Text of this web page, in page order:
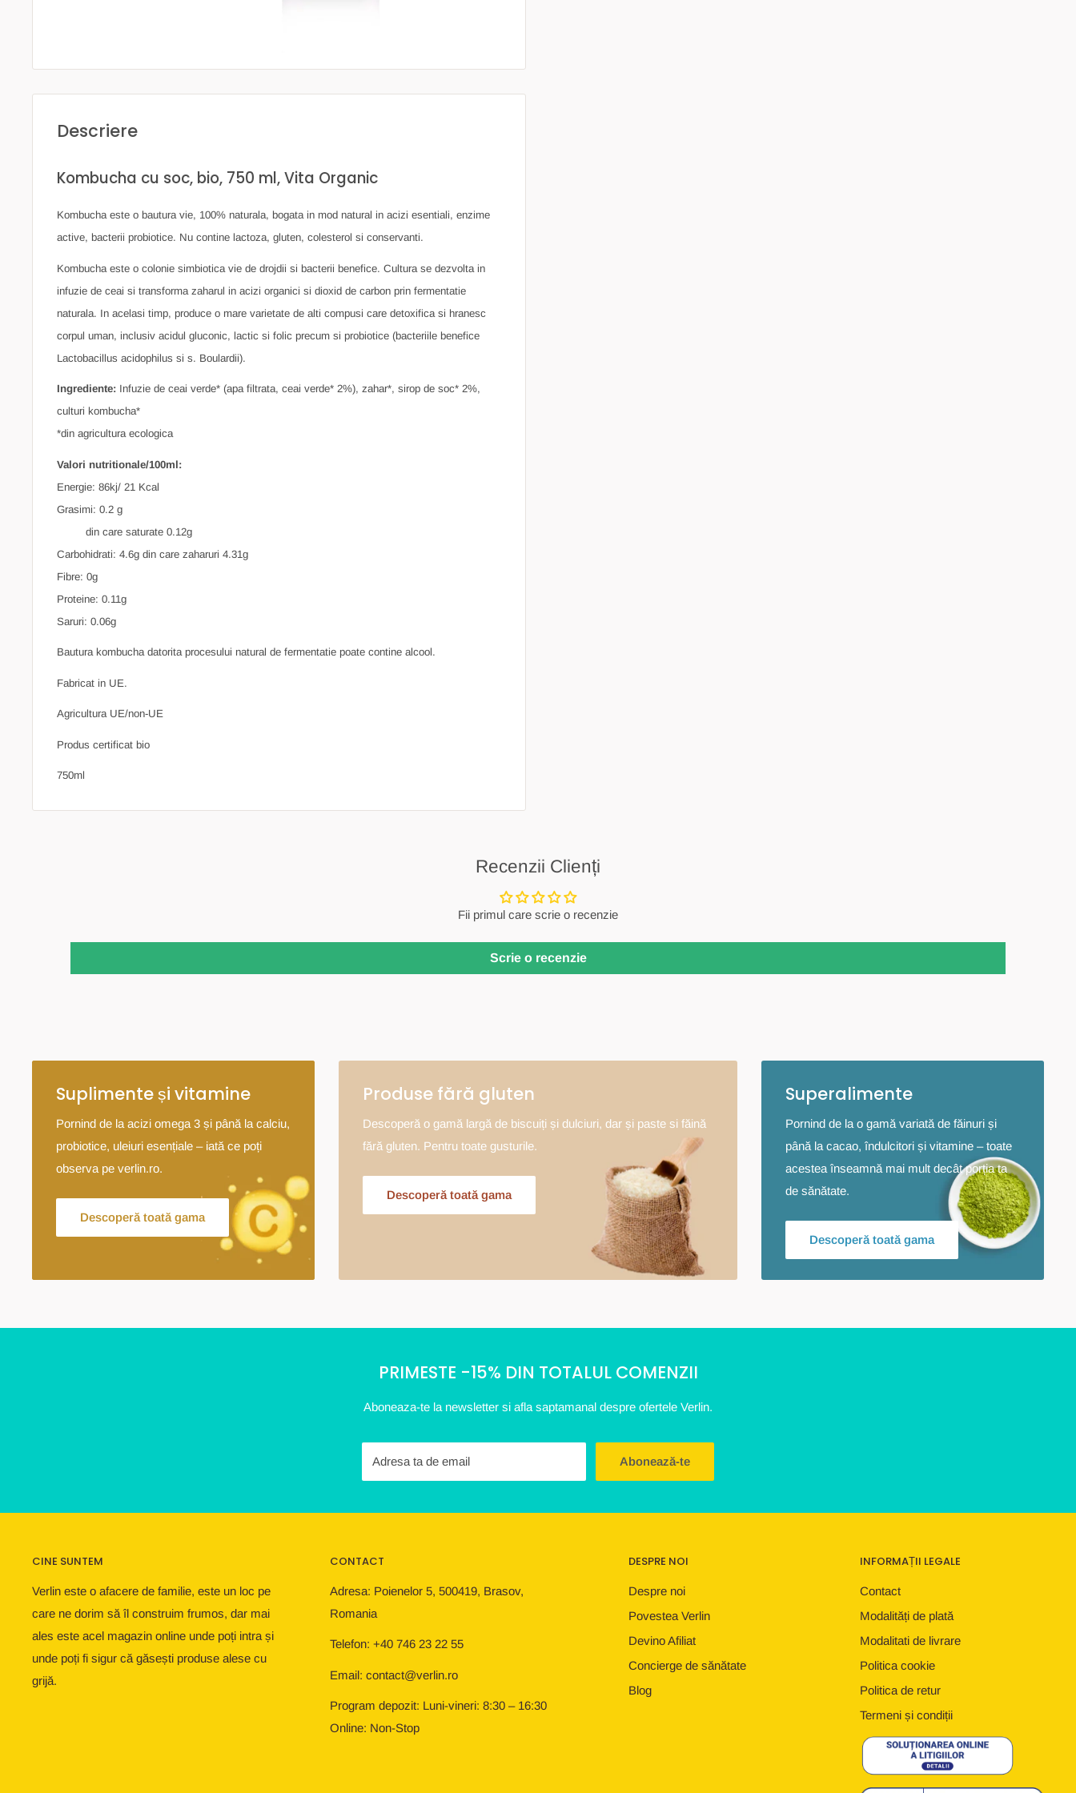
Descriere
Kombucha cu soc, bio, 750 ml, Vita Organic
Kombucha este o bautura vie, 100% naturala, bogata in mod natural in acizi esentiali, enzime
active, bacterii probiotice. Nu contine lactoza, gluten, colesterol si conservanti.
Kombucha este o colonie simbiotica vie de drojdii si bacterii benefice. Cultura se dezvolta in
infuzie de ceai si transforma zaharul in acizi organici si dioxid de carbon prin fermentatie
naturala. In acelasi timp, produce o mare varietate de alti compusi care detoxifica si hranesc
corpul uman, inclusiv acidul gluconic, lactic si folic precum si probiotice (bacteriile benefice
Lactobacillus acidophilus si s. Boulardii).
Ingrediente: Infuzie de ceai verde* (apa filtrata, ceai verde* 2%), zahar*, sirop de soc* 2%,
culturi kombucha*
*din agricultura ecologica
Valori nutritionale/100ml:
Energie: 86kj/ 21 Kcal
Grasimi: 0.2 g
din care saturate 0.12g
Carbohidrati: 4.6g din care zaharuri 4.31g
Fibre: 0g
Proteine: 0.11g
Saruri: 0.06g
Bautura kombucha datorita procesului natural de fermentatie poate contine alcool.
Fabricat in UE.
Agricultura UE/non-UE
Produs certificat bio
750ml
Recenzii Clienți
Fii primul care scrie o recenzie
Scrie o recenzie
Suplimente și vitamine
Pornind de la acizi omega 3 și până la calciu,
probiotice, uleiuri esențiale – iată ce poți
observa pe verlin.ro.
Descoperă toată gama
Produse fără gluten
Descoperă o gamă largă de biscuiți și dulciuri, dar și paste si făină
fără gluten. Pentru toate gusturile.
Descoperă toată gama
Superalimente
Pornind de la o gamă variată de făinuri și
până la cacao, îndulcitori și vitamine – toate
acestea înseamnă mai mult decât porția ta
de sănătate.
Descoperă toată gama
PRIMESTE -15% DIN TOTALUL COMENZII
Aboneaza-te la newsletter si afla saptamanal despre ofertele Verlin.
Adresa ta de email Abonează-te
CINE SUNTEM
Verlin este o afacere de familie, este un loc pe
care ne dorim să îl construim frumos, dar mai
ales este acel magazin online unde poți intra și
unde poți fi sigur că găsești produse alese cu
grijă.
CONTACT
Adresa: Poienelor 5, 500419, Brasov,
Romania
Telefon: +40 746 23 22 55
Email: contact@verlin.ro
Program depozit: Luni-vineri: 8:30 – 16:30
Online: Non-Stop
DESPRE NOI
Despre noi
Povestea Verlin
Devino Afiliat
Concierge de sănătate
Blog
INFORMAȚII LEGALE
Contact
Modalități de plată
Modalitati de livrare
Politica cookie
Politica de retur
Termeni și condiții